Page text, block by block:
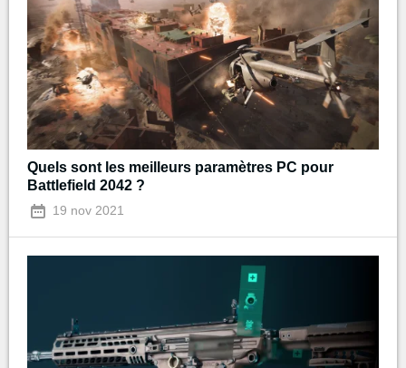
Quels sont les meilleurs paramètres PC pour
Battlefield 2042 ?
19 nov 2021